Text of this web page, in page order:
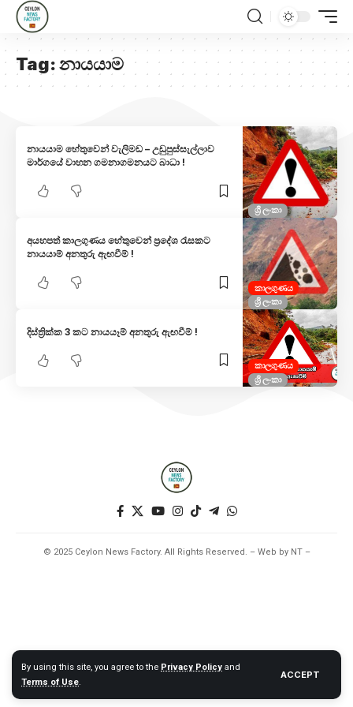
By using this site, you agree to the Privacy Policy and
Terms of Use.
ACCEPT
Tag:නායයාම
ශ්‍රී ලංකා
නායයාම හේතුවෙන් වැලිමඩ – උඩුපුස්සැල්ලාව
මාර්ගයේ වාහන ගමනාගමනයට බාධා !
කාලගුණය
ශ්‍රී ලංකා
අයහපත් කාලගුණය හේතුවෙන් ප්‍රදේශ රැසකට
නායයාම් අනතුරු ඇඟවීම් !
කාලගුණය
ශ්‍රී ලංකා
දිස්ත්‍රික්ක 3 කට නායයෑම් අනතුරු ඇඟවීම් !
© 2025 Ceylon News Factory. All Rights Reserved. – Web by NT –